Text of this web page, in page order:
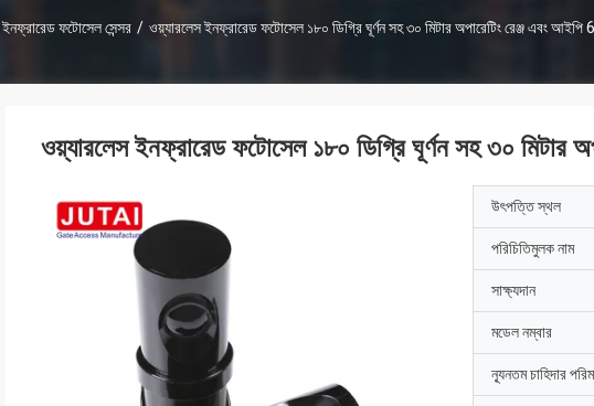
ইনফ্রারেড ফটোসেল সেন্সর / ওয়্যারলেস ইনফ্রারেড ফটোসেল ১৮০ ডিগ্রি ঘূর্ণন সহ ৩০ মিটার অপারেটিং রেঞ্জ এবং
ওয়্যারলেস ইনফ্রারেড ফটোসেল ১৮০ ডিগ্রি ঘূর্ণন সহ ৩০ মিটার
উৎপত্তি স্থল
পরিচিতিমুলক নাম
সাক্ষ্যদান
মডেল নম্বার
ন্যূনতম চাহিদার